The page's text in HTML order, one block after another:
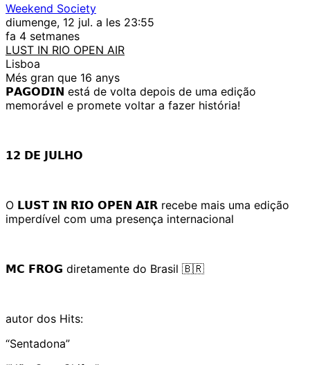
Weekend Society
diumenge, 12 jul. a les 23:55
fa 4 setmanes
LUST IN RIO OPEN AIR
Lisboa
Més gran que 16 anys
𝗣𝗔𝗚𝗢𝗗𝗜𝗡 está de volta depois de uma edição
memorável e promete voltar a fazer história!
𝟭𝟮 𝗗𝗘 𝗝𝗨𝗟𝗛𝗢
O 𝗟𝗨𝗦𝗧 𝗜𝗡 𝗥𝗜𝗢 𝗢𝗣𝗘𝗡 𝗔𝗜𝗥 recebe mais uma edição
imperdível com uma presença internacional
𝗠𝗖 𝗙𝗥𝗢𝗚 diretamente do Brasil 🇧🇷
autor dos Hits:
“Sentadona”